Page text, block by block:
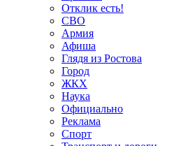
Отклик есть!
СВО
Армия
Афиша
Глядя из Ростова
Город
ЖКХ
Наука
Официально
Реклама
Спорт